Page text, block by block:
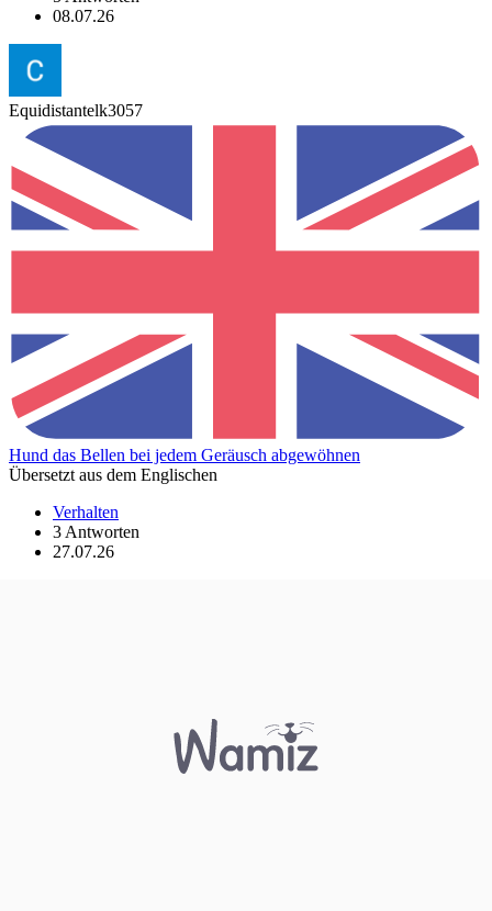
08.07.26
Equidistantelk3057
Hund das Bellen bei jedem Geräusch abgewöhnen
Übersetzt aus dem Englischen
Verhalten
3 Antworten
27.07.26